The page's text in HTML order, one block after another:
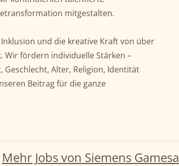
mitgestalten.
und die kreative Kraft von über
Wir fördern individuelle Stärken –
Alter, Religion, Identität
Beitrag für die ganze
Mehr Jobs von Siemens Gamesa